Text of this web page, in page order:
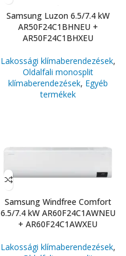
Samsung Luzon 6.5/7.4 kW
AR50F24C1BHNEU +
AR50F24C1BHXEU
Lakossági klímaberendezések,
Oldalfali monosplit
klímaberendezések, Egyéb
termékek
Samsung Windfree Comfort
6.5/7.4 kW AR60F24C1AWNEU
+ AR60F24C1AWXEU
Lakossági klímaberendezések,